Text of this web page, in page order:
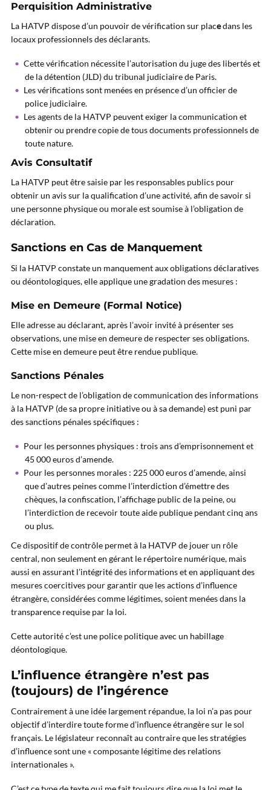
Perquisition Administrative
La HATVP dispose d’un pouvoir de vérification sur placedans les
locaux professionnels des déclarants.
Cette vérification nécessite l’autorisation du juge des libertés et
de la détention (JLD) du tribunal judiciaire de Paris.
Les vérifications sont menées en présence d’un officier de
police judiciaire.
Les agents de la HATVP peuvent exiger la communication et
obtenir ou prendre copie de tous documents professionnels de
toute nature.
Avis Consultatif
La HATVP peut être saisie par les responsables publics pour
obtenir un avis sur la qualification d’une activité, afin de savoir si
une personne physique ou morale est soumise à l’obligation de
déclaration.
Sanctions en Cas de Manquement
Si la HATVP constate un manquement aux obligations déclaratives
ou déontologiques, elle applique une gradation des mesures :
Mise en Demeure (Formal Notice)
Elle adresse au déclarant, après l’avoir invité à présenter ses
observations, une mise en demeure de respecter ses obligations.
Cette mise en demeure peut être rendue publique.
Sanctions Pénales
Le non-respect de l’obligation de communication des informations
à la HATVP (de sa propre initiative ou à sa demande) est puni par
des sanctions pénales spécifiques :
Pour les personnes physiques : trois ans d’emprisonnement et
45 000 euros d’amende.
Pour les personnes morales : 225 000 euros d’amende, ainsi
que d’autres peines comme l’interdiction d’émettre des
chèques, la confiscation, l’affichage public de la peine, ou
l’interdiction de recevoir toute aide publique pendant cinq ans
ou plus.
Ce dispositif de contrôle permet à la HATVP de jouer un rôle
central, non seulement en gérant le répertoire numérique, mais
aussi en assurant l’intégrité des informations et en appliquant des
mesures coercitives pour garantir que les actions d’influence
étrangère, considérées comme légitimes, soient menées dans la
transparence requise par la loi.
Cette autorité c’est une police politique avec un habillage
déontologique.
L’influence étrangère n’est pas
(toujours) de l’ingérence
Contrairement à une idée largement répandue, la loi n’a pas pour
objectif d’interdire toute forme d’influence étrangère sur le sol
français. Le législateur reconnaît au contraire que les stratégies
d’influence sont une « composante légitime des relations
internationales ».